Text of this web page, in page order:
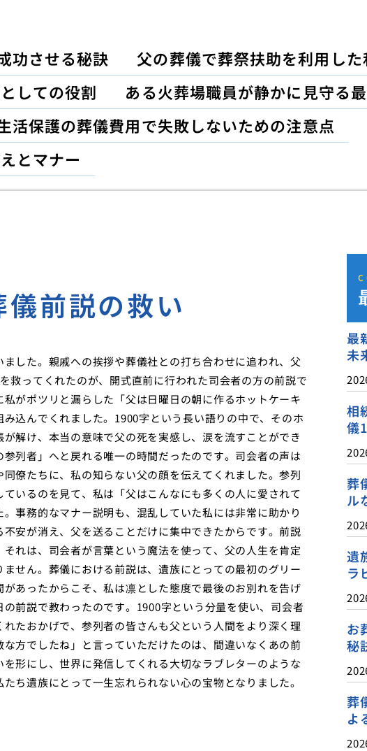
功させる秘訣
父の葬儀で葬祭扶助を利用し
しての役割
ある火葬場職員が静かに見守る
活保護の葬儀費用で失敗しないための注意点
とマナー
前説の救い
した。親戚への挨拶や葬儀社との打ち合わせに追われ、父
救ってくれたのが、開式直前に行われた司会者の方の前説で
がポツリと漏らした「父は日曜日の朝に作るホットケーキ
込んでくれました。1900字という長い語りの中で、そのホ
解け、本当の意味で父の死を実感し、涙を流すことができ
列者」へと戻れる唯一の時間だったのです。司会者の声は
僚たちに、私の知らない父の顔を伝えてくれました。参列
いるのを見て、私は「父はこんなにも多くの人に愛されて
事務的なマナー説明も、混乱していた私には非常に助かり
安が消え、父を送ることだけに集中できたからです。前説
れは、司会者が言葉という魔法を使って、父の人生を肯定
せん。葬儀における前説は、遺族にとっての最初のグリー
あったからこそ、私は凛とした態度で最後のお別れを告げ
前説で教わったのです。1900字という分量を使い、司会者
たおかげで、参列者の皆さんも父という人間をより深く理
方でしたね」と言っていただけたのは、間違いなくあの前
形にし、世界に発信してくれる大切なラブレターのような
ち遺族にとって一生忘れられない心の宝物となりました。
最
未
相
儀
葬
ル
遺
ラ
お
秘
葬
よ